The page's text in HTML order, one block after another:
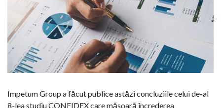
Impetum Group a făcut publice astăzi concluziile celui de-al
8-lea studiu CONFIDEX care măsoară încrederea